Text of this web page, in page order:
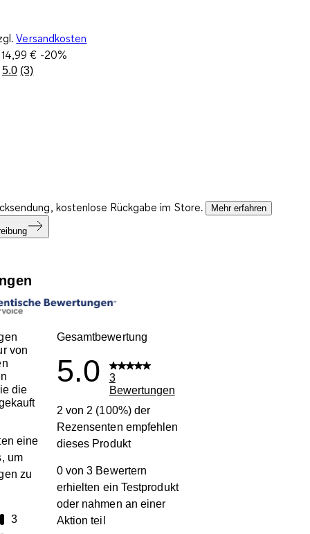
Versandkosten
14,99 € -20%
5.0 3
(3)
kostenlose Rückgabe im Store. Mehr erfahren
von
die
eine
um
zu
3
Gesamtbewertung
5.0
3
Bewertungen
2 von 2 (100%) der
Rezensenten empfehlen
dieses Produkt
0 von 3 Bewertern
erhielten ein Testprodukt
oder nahmen an einer
Aktion teil